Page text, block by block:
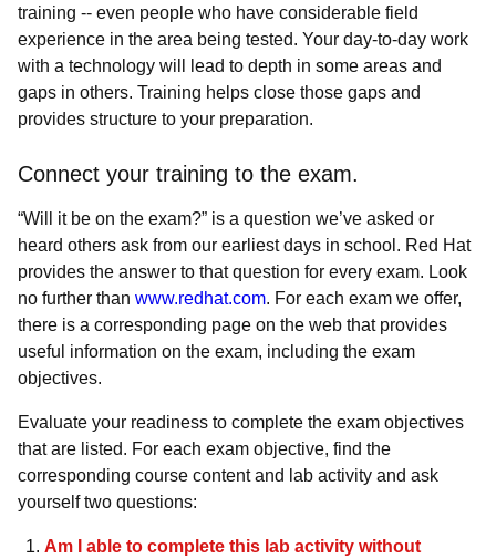
training -- even people who have considerable field
experience in the area being tested. Your day-to-day work
with a technology will lead to depth in some areas and
gaps in others. Training helps close those gaps and
provides structure to your preparation.
Connect your training to the exam.
“Will it be on the exam?” is a question we’ve asked or
heard others ask from our earliest days in school. Red Hat
provides the answer to that question for every exam. Look
no further than www.redhat.com. For each exam we offer,
there is a corresponding page on the web that provides
useful information on the exam, including the exam
objectives.
Evaluate your readiness to complete the exam objectives
that are listed. For each exam objective, find the
corresponding course content and lab activity and ask
yourself two questions:
Am I able to complete this lab activity without